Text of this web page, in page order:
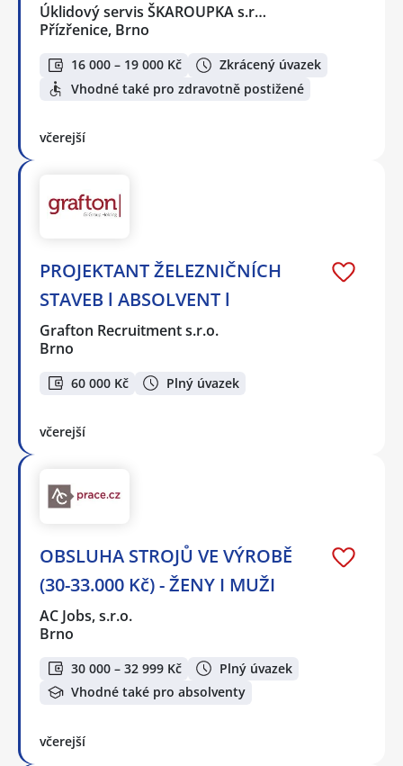
Úklidový servis ŠKAROUPKA s.r…
Přízřenice, Brno
16 000 – 19 000 Kč
Zkrácený úvazek
Vhodné také pro zdravotně postižené
včerejší
PROJEKTANT ŽELEZNIČNÍCH
STAVEB l ABSOLVENT l
Grafton Recruitment s.r.o.
Brno
60 000 Kč Plný úvazek
včerejší
OBSLUHA STROJŮ VE VÝROBĚ
(30-33.000 Kč) - ŽENY I MUŽI
AC Jobs, s.r.o.
Brno
30 000 – 32 999 Kč
Plný úvazek
Vhodné také pro absolventy
včerejší